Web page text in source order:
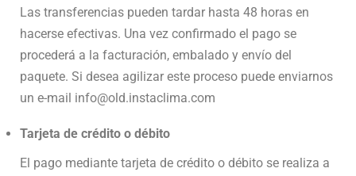
Las transferencias pueden tardar hasta 48 horas en
hacerse efectivas. Una vez confirmado el pago se
procederá a la facturación, embalado y envío del
paquete. Si desea agilizar este proceso puede enviarnos
un e-mail info@old.instaclima.com
Tarjeta de crédito o débito
El pago mediante tarjeta de crédito o débito se realiza a